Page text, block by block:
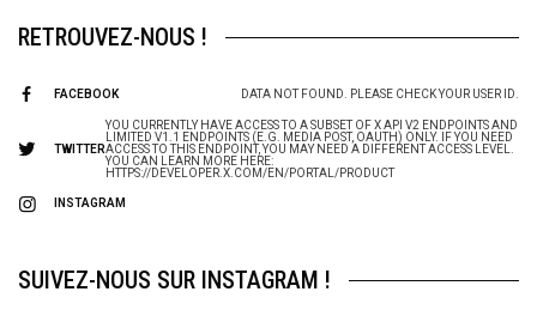
RETROUVEZ-NOUS !
FACEBOOK DATA NOT FOUND. PLEASE CHECK YOUR USER ID.
TWITTER
YOU CURRENTLY HAVE ACCESS TO A SUBSET OF X API V2 ENDPOINTS AND
LIMITED V1.1 ENDPOINTS (E.G. MEDIA POST, OAUTH) ONLY. IF YOU NEED
ACCESS TO THIS ENDPOINT, YOU MAY NEED A DIFFERENT ACCESS LEVEL.
YOU CAN LEARN MORE HERE:
HTTPS://DEVELOPER.X.COM/EN/PORTAL/PRODUCT
INSTAGRAM
SUIVEZ-NOUS SUR INSTAGRAM !